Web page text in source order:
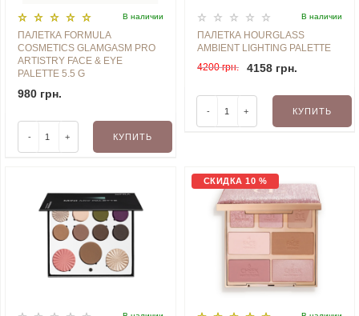
В наличии
ПАЛЕТКА FORMULA
COSMETICS GLAMGASM PRO
ARTISTRY FACE & EYE
PALETTE 5.5 G
980 грн.
- + КУПИТЬ
В наличии
ПАЛЕТКА HOURGLASS
AMBIENT LIGHTING PALETTE
4200 грн.
4158 грн.
- + КУПИТЬ
СКИДКА 10 %